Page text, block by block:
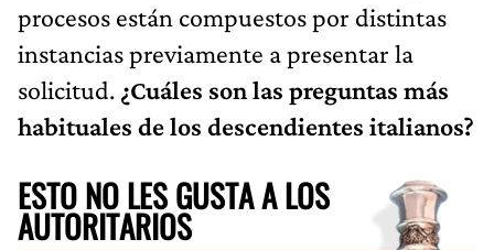
procesos están compuestos por distintas
instancias previamente a presentar la
solicitud. ¿Cuáles son las preguntas más
habituales de los descendientes italianos?
ESTO NO LES GUSTA A LOS
AUTORITARIOS